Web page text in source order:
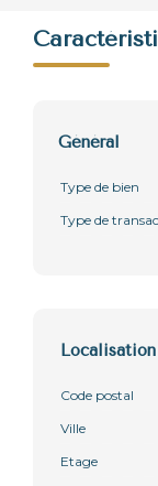
Général
Type de bien
Type de
Localisation
Code postal
Ville
Etage